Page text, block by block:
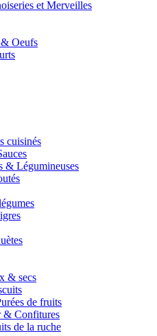
et Merveilles
Oeufs
cuisinés
& Légumineuses
& secs
de fruits
& Confitures
de la ruche